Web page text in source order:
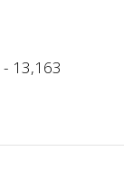
- 13,163